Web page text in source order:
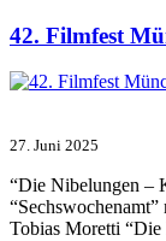
2025“
42. Filmfest
27. Juni 2025
“Die Nibelungen –
Tobias Moretti